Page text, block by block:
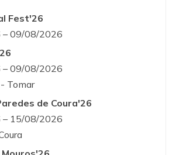
Fest'26
09/08/2026
09/08/2026
Tomar
de Coura'26
15/08/2026